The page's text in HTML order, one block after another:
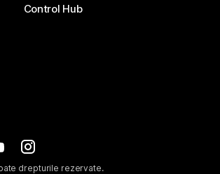
Control Hub
drepturile rezervate.